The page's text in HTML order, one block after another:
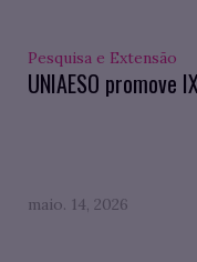
Pesquisa e Extensão
UNIAESO promove
maio. 14, 2026